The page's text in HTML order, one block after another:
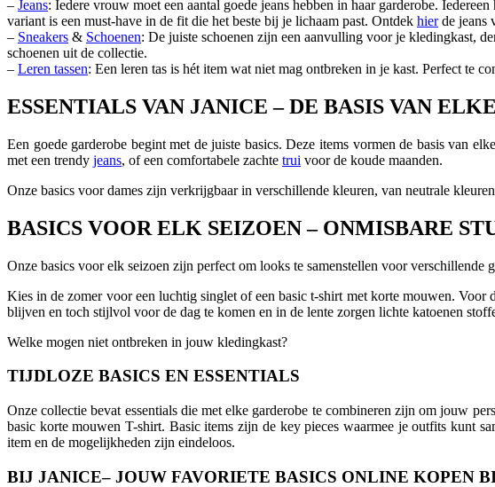
– Jeans: Iedere vrouw moet een aantal goede jeans hebben in haar garderobe.
variant is een must-have in de fit die het beste bij je lichaam past. Ontdek hierde jeans
– Sneakers & Schoenen: De juiste schoenen zijn een aanvulling voor je kledingkast,
schoenen uit de collectie.
– Leren tassen: Een leren tas is hét item wat niet mag ontbreken in je kast. Perfect te
ESSENTIALS VAN JANICE – DE BASIS VAN
Een goede garderobe begint met de juiste basics. Deze items vormen de basis van
met een trendy jeans, of een comfortabele zachte trui voor de koude maanden.
Onze basics voor dames zijn verkrijgbaar in verschillende kleuren, van neutrale
BASICS VOOR ELK SEIZOEN – ONMISBARE
Onze basics voor elk seizoen zijn perfect om looks te samenstellen voor verschillende
Kies in de zomer voor een luchtig singlet of een basic t-shirt met korte mouwen.
blijven en toch stijlvol voor de dag te komen en in de lente zorgen lichte katoenen
Welke mogen niet ontbreken in jouw kledingkast?
TIJDLOZE BASICS EN ESSENTIALS
Onze collectie bevat essentials die met elke garderobe te combineren zijn om jouw
basic korte mouwen T-shirt. Basic items zijn de key pieces waarmee je outfits kunt
item en de mogelijkheden zijn eindeloos.
BIJ JANICE– JOUW FAVORIETE BASICS ONLINE KOPEN